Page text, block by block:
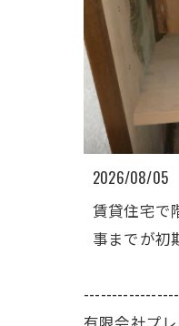
2026/08/05
賃貸住宅で
事までが初